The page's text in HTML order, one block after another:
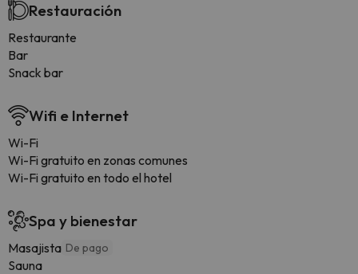
Restauración
Restaurante
Bar
Snack bar
Wifi e Internet
Wi-Fi
Wi-Fi gratuito en zonas comunes
Wi-Fi gratuito en todo el hotel
Spa y bienestar
Masajista De pago
Sauna